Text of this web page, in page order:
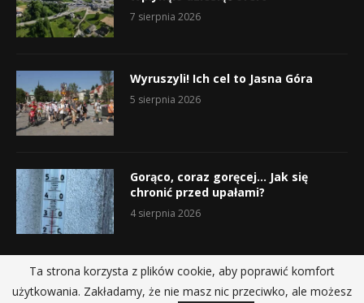
7 sierpnia 2026
Wyruszyli! Ich cel to Jasna Góra
5 sierpnia 2026
Gorąco, coraz goręcej… Jak się
chronić przed upałami?
4 sierpnia 2026
Ta strona korzysta z plików cookie, aby poprawić komfort
użytkowania. Zakładamy, że nie masz nic przeciwko, ale możesz